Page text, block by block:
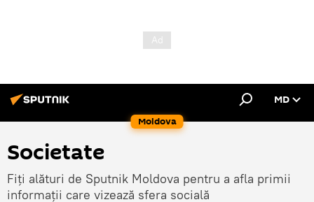
Moldova
MD
Societate
Fiți alături de Sputnik Moldova pentru a afla primii
informații care vizează sfera socială